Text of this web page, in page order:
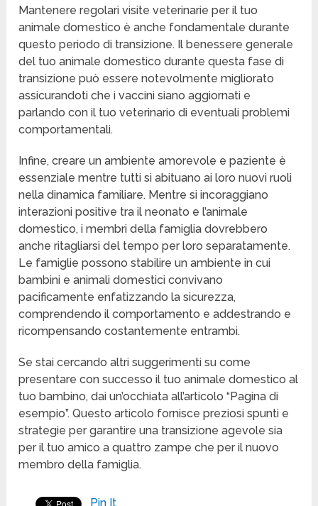
Mantenere regolari visite veterinarie per il tuo
animale domestico è anche fondamentale durante
questo periodo di transizione. Il benessere generale
del tuo animale domestico durante questa fase di
transizione può essere notevolmente migliorato
assicurandoti che i vaccini siano aggiornati e
parlando con il tuo veterinario di eventuali problemi
comportamentali.
Infine, creare un ambiente amorevole e paziente è
essenziale mentre tutti si abituano ai loro nuovi ruoli
nella dinamica familiare. Mentre si incoraggiano
interazioni positive tra il neonato e l’animale
domestico, i membri della famiglia dovrebbero
anche ritagliarsi del tempo per loro separatamente.
Le famiglie possono stabilire un ambiente in cui
bambini e animali domestici convivano
pacificamente enfatizzando la sicurezza,
comprendendo il comportamento e addestrando e
ricompensando costantemente entrambi.
Se stai cercando altri suggerimenti su come
presentare con successo il tuo animale domestico al
tuo bambino, dai un’occhiata all’articolo “Pagina di
esempio”. Questo articolo fornisce preziosi spunti e
strategie per garantire una transizione agevole sia
per il tuo amico a quattro zampe che per il nuovo
membro della famiglia.
Pin It